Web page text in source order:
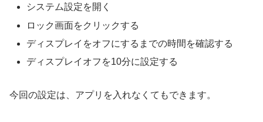
システム設定を開く
ロック画面をクリックする
ディスプレイをオフにするまでの時間を確認する
ディスプレイオフを10分に設定する
今回の設定は、アプリを入れなくてもできます。